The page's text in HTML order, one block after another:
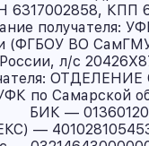
6317002858, КПП
получателя:
(ФГБОУ ВО
России, л/с
по Самарской
БИК —
—